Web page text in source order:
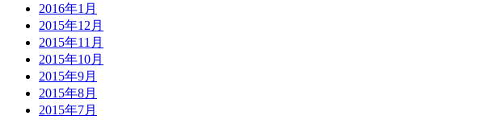
2016年1月
2015年12月
2015年11月
2015年10月
2015年9月
2015年8月
2015年7月